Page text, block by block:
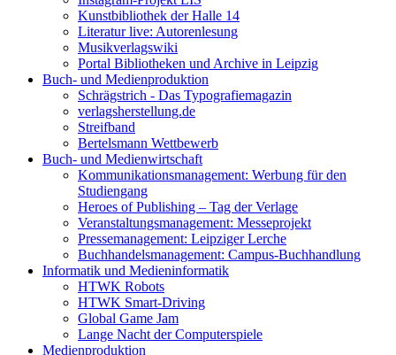
Kunstbibliothek der Halle 14
Literatur live: Autorenlesung
Musikverlagswiki
Portal Bibliotheken und Archive in Leipzig
Buch- und Medienproduktion
Schrägstrich - Das Typografiemagazin
verlagsherstellung.de
Streifband
Bertelsmann Wettbewerb
Buch- und Medienwirtschaft
Kommunikationsmanagement: Werbung für den
Studiengang
Heroes of Publishing – Tag der Verlage
Veranstaltungsmanagement: Messeprojekt
Pressemanagement: Leipziger Lerche
Buchhandelsmanagement: Campus-Buchhandlung
Informatik und Medieninformatik
HTWK Robots
HTWK Smart-Driving
Global Game Jam
Lange Nacht der Computerspiele
Medienproduktion